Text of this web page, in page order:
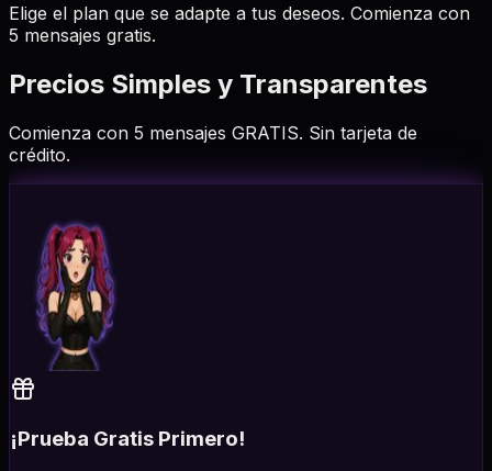
Elige el plan que se adapte a tus deseos. Comienza con
5 mensajes gratis.
Precios Simples y Transparentes
Comienza con 5 mensajes GRATIS. Sin tarjeta de
crédito.
¡Prueba Gratis Primero!